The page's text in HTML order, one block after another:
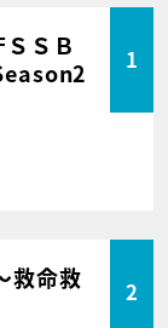
ＳＢ
1
救命救
2